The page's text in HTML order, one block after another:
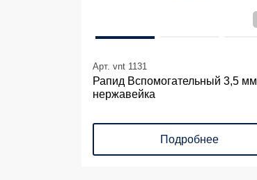
Арт. vnt 1131
Рапид Вспомогательный 3,5 мм
нержавейка
Подробнее